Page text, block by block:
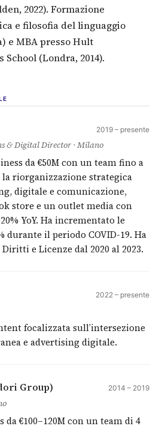
2022). Formazione
e filosofia del linguaggio
e MBA presso Hult
(Londra, 2014).
2019 – presente
& Digital Director · Milano
da €50M con un team fino a
la riorganizzazione strategica
digitale e comunicazione,
store e un outlet media con
YoY. Ha incrementato le
durante il periodo COVID-19. Ha
e Licenze dal 2020 al 2023.
2022 – presente
focalizzata sull’intersezione
e advertising digitale.
Group) 2014 – 2019
da €100–120M con un team di 4